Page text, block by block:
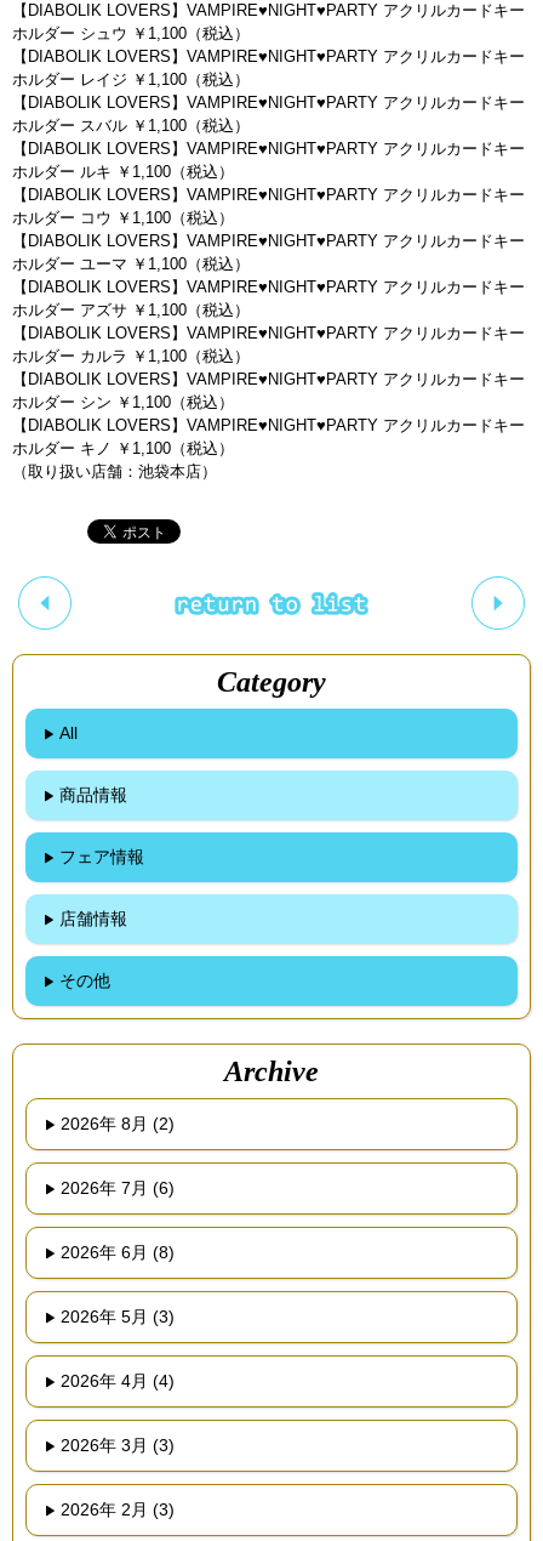
【DIABOLIK LOVERS】VAMPIRE♥NIGHT♥PARTY アクリルカードキー
ホルダー シュウ ￥1,100（税込）
【DIABOLIK LOVERS】VAMPIRE♥NIGHT♥PARTY アクリルカードキー
ホルダー レイジ ￥1,100（税込）
【DIABOLIK LOVERS】VAMPIRE♥NIGHT♥PARTY アクリルカードキー
ホルダー スバル ￥1,100（税込）
【DIABOLIK LOVERS】VAMPIRE♥NIGHT♥PARTY アクリルカードキー
ホルダー ルキ ￥1,100（税込）
【DIABOLIK LOVERS】VAMPIRE♥NIGHT♥PARTY アクリルカードキー
ホルダー コウ ￥1,100（税込）
【DIABOLIK LOVERS】VAMPIRE♥NIGHT♥PARTY アクリルカードキー
ホルダー ユーマ ￥1,100（税込）
【DIABOLIK LOVERS】VAMPIRE♥NIGHT♥PARTY アクリルカードキー
ホルダー アズサ ￥1,100（税込）
【DIABOLIK LOVERS】VAMPIRE♥NIGHT♥PARTY アクリルカードキー
ホルダー カルラ ￥1,100（税込）
【DIABOLIK LOVERS】VAMPIRE♥NIGHT♥PARTY アクリルカードキー
ホルダー シン ￥1,100（税込）
【DIABOLIK LOVERS】VAMPIRE♥NIGHT♥PARTY アクリルカードキー
ホルダー キノ ￥1,100（税込）
（取り扱い店舗：池袋本店）
Category
All
商品情報
フェア情報
店舗情報
その他
Archive
2026年 8月 (2)
2026年 7月 (6)
2026年 6月 (8)
2026年 5月 (3)
2026年 4月 (4)
2026年 3月 (3)
2026年 2月 (3)